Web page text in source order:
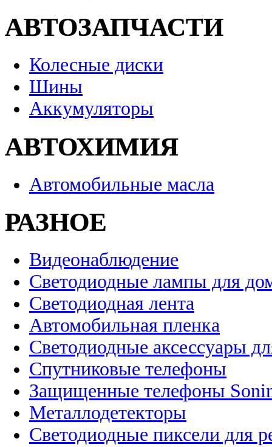
АВТОЗАПЧАСТИ
Колесные диски
Шины
Аккумуляторы
АВТОХИМИЯ
Автомобильные масла
РАЗНОЕ
Видеонаблюдение
Светодиодные лампы для
Светодиодная лента
Автомобильная пленка
Светодиодные аксессуары
Спутниковые телефоны
Защищенные телефоны
Металлодетекторы
Светодиодные пиксели для